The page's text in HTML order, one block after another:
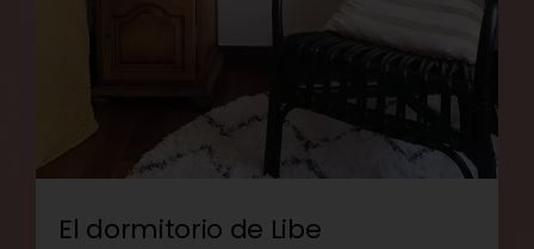
El dormitorio de Libe